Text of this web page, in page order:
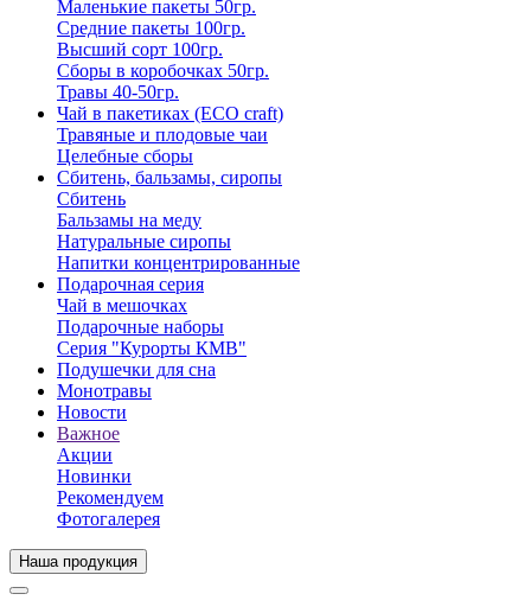
Маленькие пакеты 50гр.
Средние пакеты 100гр.
Высший сорт 100гр.
Сборы в коробочках 50гр.
Травы 40-50гр.
Чай в пакетиках (ECO craft)
Травяные и плодовые чаи
Целебные сборы
Сбитень, бальзамы, сиропы
Сбитень
Бальзамы на меду
Натуральные сиропы
Напитки концентрированные
Подарочная серия
Чай в мешочках
Подарочные наборы
Серия "Курорты КМВ"
Подушечки для сна
Монотравы
Новости
Важное
Акции
Новинки
Рекомендуем
Фотогалерея
Наша продукция